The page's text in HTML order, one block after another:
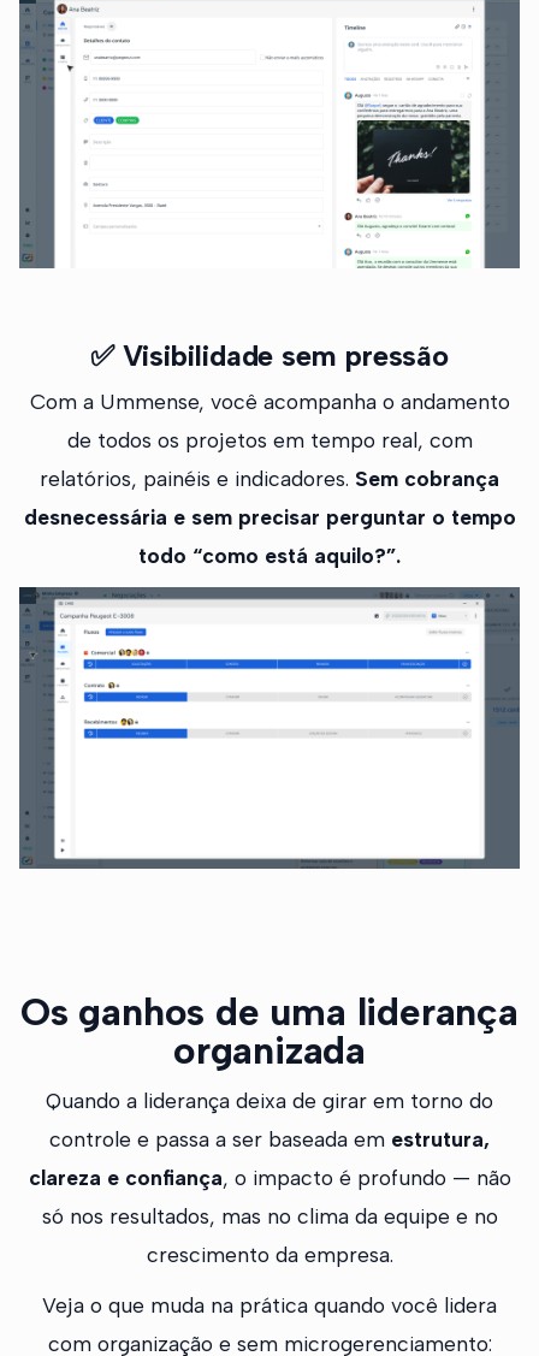
✅ Visibilidade sem pressão
Com a Ummense, você acompanha o andamento
de todos os projetos em tempo real, com
relatórios, painéis e indicadores. Sem cobrança
desnecessária e sem precisar perguntar o tempo
todo “como está aquilo?”.
Os ganhos de uma liderança
organizada
Quando a liderança deixa de girar em torno do
controle e passa a ser baseada em estrutura,
clareza e confiança, o impacto é profundo — não
só nos resultados, mas no clima da equipe e no
crescimento da empresa.
Veja o que muda na prática quando você lidera
com organização e sem microgerenciamento: